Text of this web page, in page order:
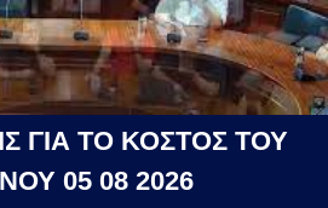
ΓΙΑ ΤΟ ΚΟΣΤΟΣ ΤΟΥ
05 08 2026